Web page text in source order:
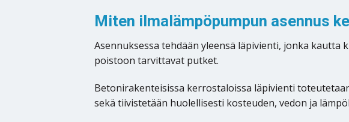
Miten ilmalämpöpumpun asennus
Asennuksessa tehdään yleensä läpivienti, jonka
poistoon tarvittavat putket.
Betonirakenteisissa kerrostaloissa läpivienti
sekä tiivistetään huolellisesti kosteuden, vedon ja